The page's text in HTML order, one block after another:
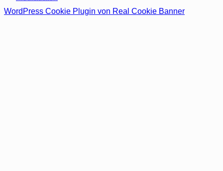
WordPress Cookie Plugin von Real Cookie Banner